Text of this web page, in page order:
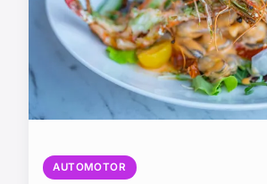
AUTOMOTOR